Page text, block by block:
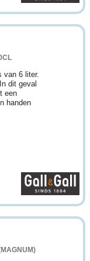
van 6 liter.
dit geval
een
handen